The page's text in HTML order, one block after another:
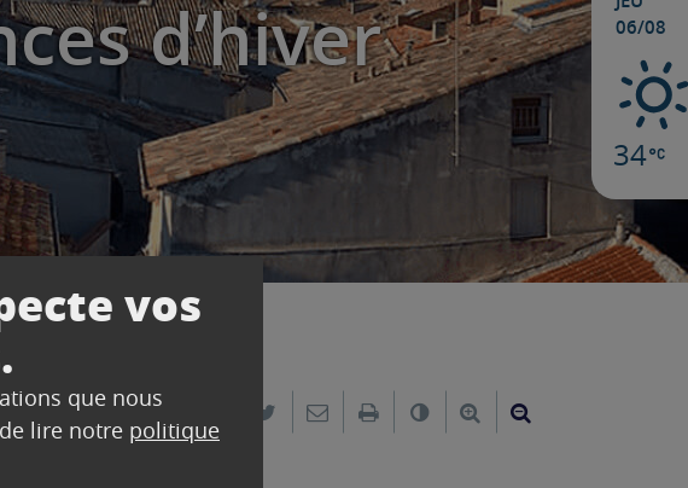
vos
que nous
lire notre politique
06/08
34
d’hiver
Partager sur Facebook
Partager sur Twitter
Envoyer par e-mail
ImprimerChanger le contraste
Agrandir le texte